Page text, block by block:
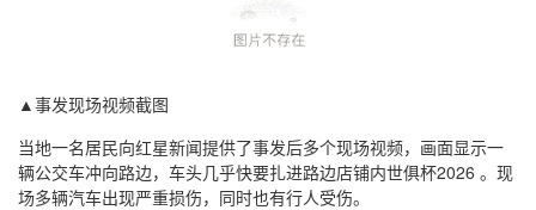
▲事发现场视频截图
当地一名居民向红星新闻提供了事发后多个现场视频，画面显示一
辆公交车冲向路边，车头几乎快要扎进路边店铺内世俱杯2026 。现
场多辆汽车出现严重损伤，同时也有行人受伤。